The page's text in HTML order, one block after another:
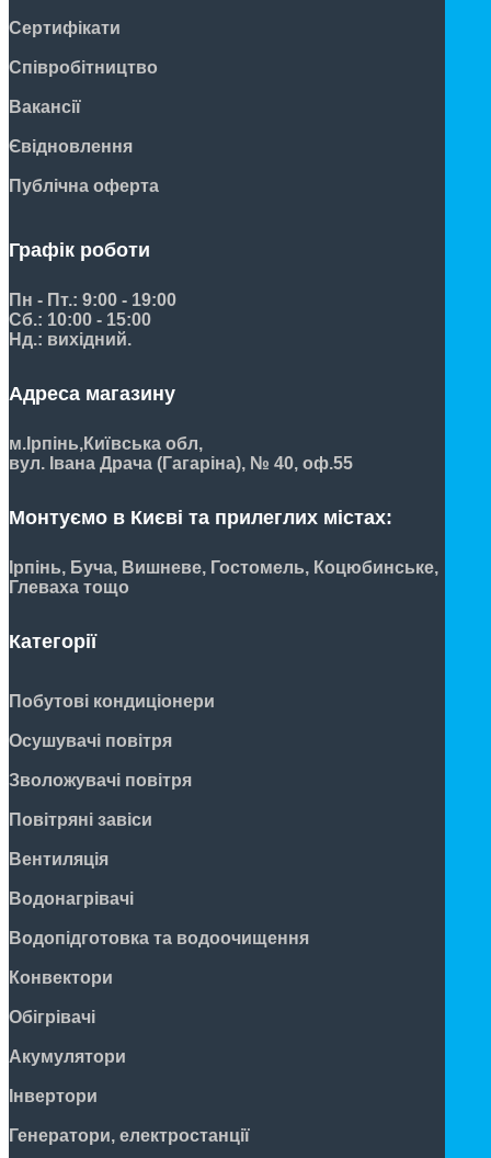
Сертифікати
Співробітництво
Вакансії
Євідновлення
Публічна оферта
Графік роботи
Пн - Пт.: 9:00 - 19:00
Сб.: 10:00 - 15:00
Нд.: вихідний.
Адреса магазину
м.Ірпінь,Київська обл,
вул. Івана Драча (Гагаріна), № 40, оф.55
Монтуємо в Києві та прилеглих містах:
Ірпінь, Буча, Вишневе, Гостомель, Коцюбинське,
Глеваха тощо
Категорії
Побутові кондиціонери
Осушувачі повітря
Зволожувачі повітря
Повітряні завіси
Вентиляція
Водонагрівачі
Водопідготовка та водоочищення
Конвектори
Обігрівачі
Акумулятори
Інвертори
Генератори, електростанції